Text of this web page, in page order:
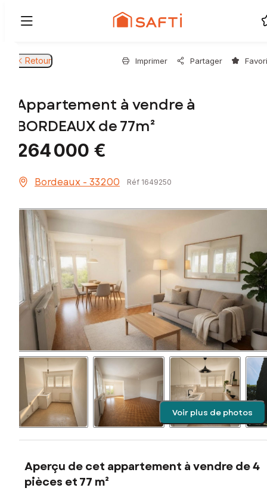
Retour Imprimer Partager
Appartement à vendre à
BORDEAUX de 77m²
264 000 €
Bordeaux - 33200 Réf 1649250
Voir plus de photos
Aperçu de cet appartement à vendre de 4
pièces et 77 m²